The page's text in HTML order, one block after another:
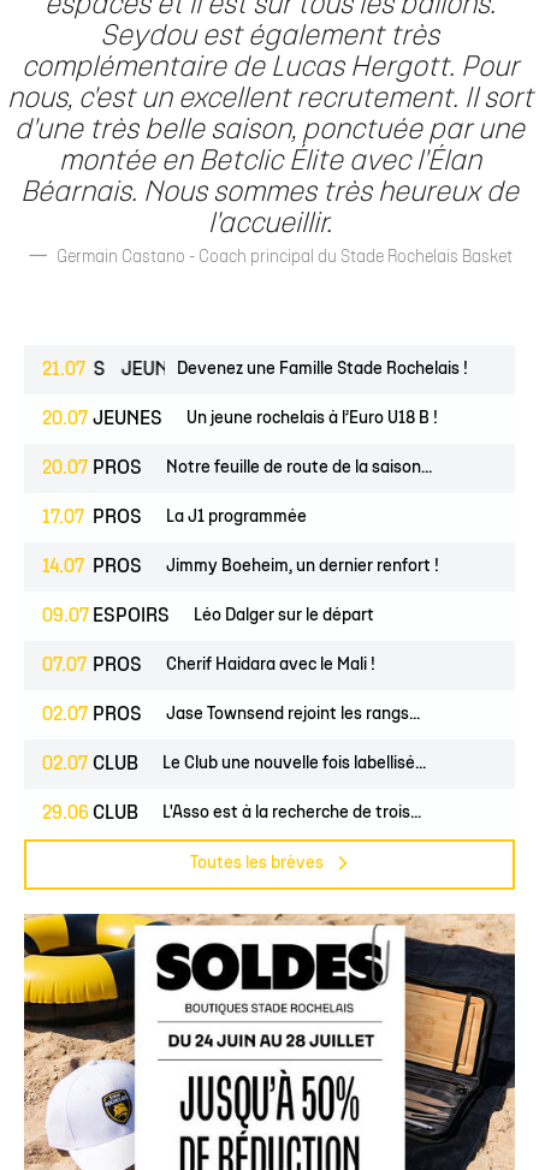
espaces et il est sur tous les ballons.
Seydou est également très
complémentaire de Lucas Hergott. Pour
nous, c'est un excellent recrutement. Il sort
d'une très belle saison, ponctuée par une
montée en Betclic Élite avec l'Élan
Béarnais. Nous sommes très heureux de
l'accueillir.
Germain Castano - Coach principal du Stade Rochelais Basket
21.07
ESPOIRS JEUNES Devenez une Famille Stade Rochelais !
20.07 JEUNES Un jeune rochelais à l’Euro U18 B !
20.07 PROS Notre feuille de route de la saison...
17.07 PROS La J1 programmée
14.07 PROS Jimmy Boeheim, un dernier renfort !
09.07 ESPOIRS Léo Dalger sur le départ
07.07 PROS Cherif Haidara avec le Mali !
02.07 PROS Jase Townsend rejoint les rangs...
02.07 CLUB Le Club une nouvelle fois labellisé...
29.06 CLUB L'Asso est à la recherche de trois...
Toutes les brèves